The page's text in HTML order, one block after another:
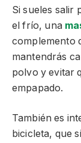
Si sueles salir
el frío, una
complemento
mantendrás
polvo y evitar
empapado.
También es
bicicleta, que